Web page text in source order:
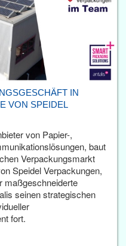
IN
VON SPEIDEL
von Papier-,
baut
Verpackungsmarkt
Speidel Verpackungen,
maßgeschneiderte
seinen strategischen
fort.